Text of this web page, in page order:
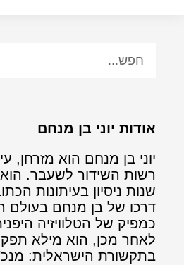
אודות יוני בן מנחם
יוני בן מנחם הוא מזרחן,
רשות השידור לשעבר.
שנות ניסיון בעיתונות
דרכו של בן מנחם בעולם
כמפיק של הטלוויזיה
לאחר מכן, הוא מילא
בתקשורת הישראלית: